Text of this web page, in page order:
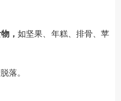
，如坚果、年糕、排骨、苹
落。